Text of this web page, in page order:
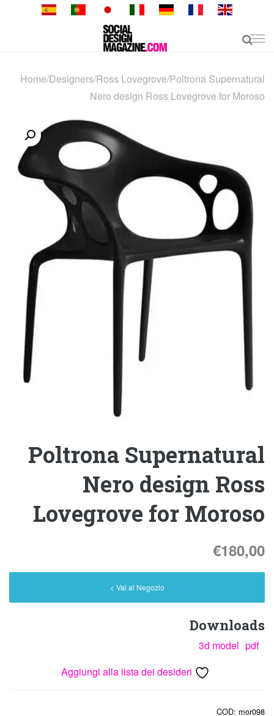
Skip
Home/Designers/Ross Lovegrove/Poltrona Supernatural
Nero design Ross Lovegrove for Moroso
Poltrona Supernatural
Nero design Ross
Lovegrove for Moroso
€180,00
Vai al Negozio >
Downloads
3d model pdf
Aggiungi alla lista dei desideri
COD: mor098